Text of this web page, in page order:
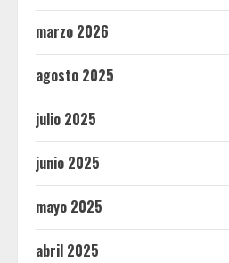
marzo 2026
agosto 2025
julio 2025
junio 2025
mayo 2025
abril 2025